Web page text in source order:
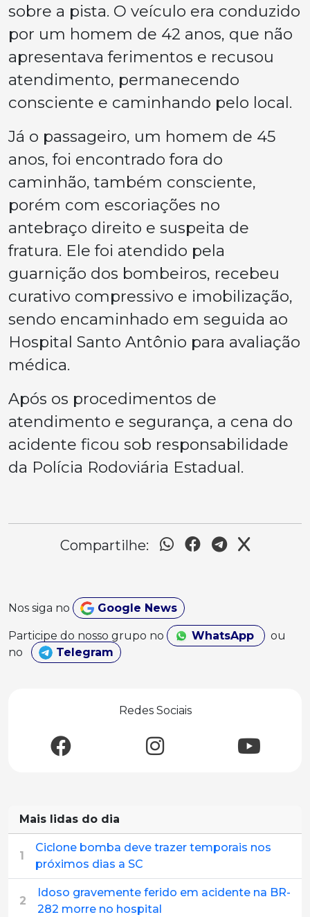
sobre a pista. O veículo era conduzido
por um homem de 42 anos, que não
apresentava ferimentos e recusou
atendimento, permanecendo
consciente e caminhando pelo local.
Já o passageiro, um homem de 45
anos, foi encontrado fora do
caminhão, também consciente,
porém com escoriações no
antebraço direito e suspeita de
fratura. Ele foi atendido pela
guarnição dos bombeiros, recebeu
curativo compressivo e imobilização,
sendo encaminhado em seguida ao
Hospital Santo Antônio para avaliação
médica.
Após os procedimentos de
atendimento e segurança, a cena do
acidente ficou sob responsabilidade
da Polícia Rodoviária Estadual.
Compartilhe:
Nos siga no Google News
Participe do nosso grupo no WhatsApp
ou
no
Telegram
Redes Sociais
Mais lidas do dia
1
Ciclone bomba deve trazer temporais nos
próximos dias a SC
2
Idoso gravemente ferido em acidente na BR-
282 morre no hospital